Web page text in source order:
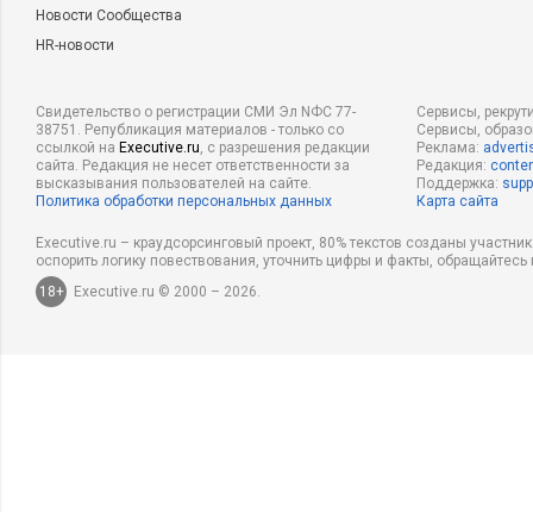
Новости Сообщества
HR-новости
Свидетельство о регистрации СМИ Эл NФС 77-
38751. Републикация материалов - только со
ссылкой на Executive.ru, с разрешения редакции
сайта. Редакция не несет ответственности за
высказывания пользователей на сайте.
Политика обработки персональных данных
Сервисы,
Сервисы,
Реклама:
Редакция:
Поддержка:
Карта сайта
Executive.ru – краудсорсинговый проект, 80% текстов созданы
оспорить логику повествования, уточнить цифры и факты,
18+
Executive.ru © 2000 – 2026.